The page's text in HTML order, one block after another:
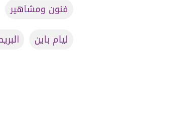
فنون ومشاهير
ليام باين